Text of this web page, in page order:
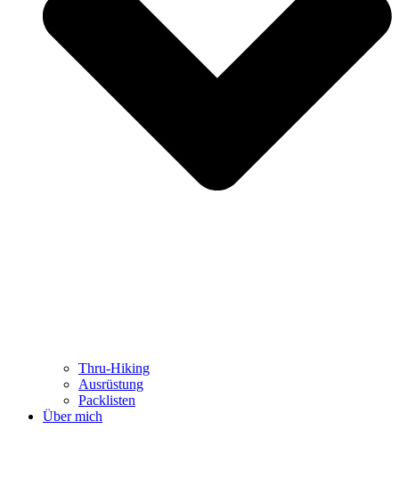
Thru-Hiking
Ausrüstung
Packlisten
Über mich